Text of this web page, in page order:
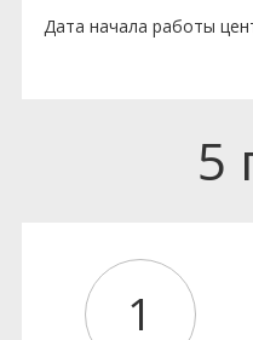
Дата начала работы
5
1